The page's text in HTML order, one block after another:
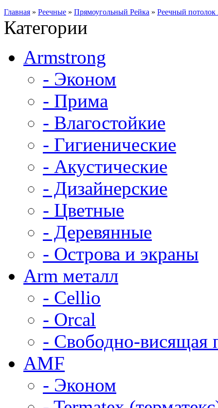
Главная » Реечные » Прямоугольный Рейка » Реечный
Категории
Armstrong
- Эконом
- Прима
- Влагостойкие
- Гигиенические
- Акустические
- Дизайнерские
- Цветные
- Деревянные
- Острова и экраны
Arm металл
- Cellio
- Orcal
- Свободно-висящая
AMF
- Эконом